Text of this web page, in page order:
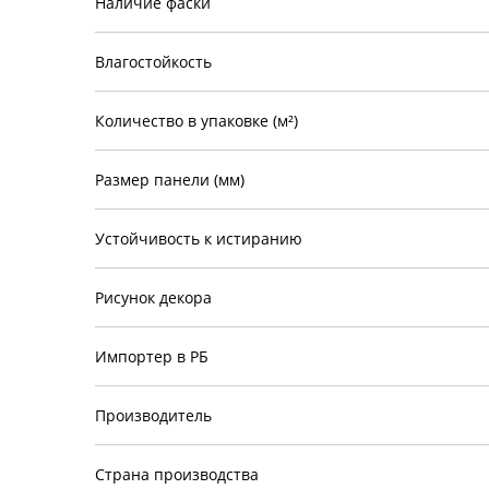
Влагостойкость
Количество в упаковке (м²)
Размер панели (мм)
Устойчивость к истиранию
Рисунок декора
Импортер в РБ
Производитель
Страна производства